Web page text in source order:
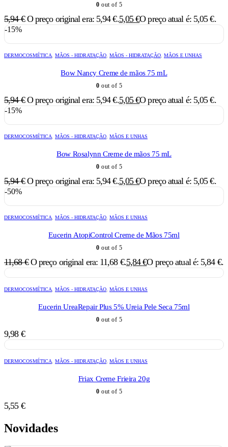
0 out of 5
5,94€ O preço original era: 5,94 €.5,05€O preço atual é: 5,05 €.
-15%
DERMOCOSMÉTICA MÃOS - HIDRATAÇÃO MÃOS - HIDRATAÇÃO MÃOS E UNHAS
Bow Nancy Creme de mãos 75 mL
0 out of 5
5,94€ O preço original era: 5,94 €.5,05€O preço atual é: 5,05 €.
-15%
DERMOCOSMÉTICA MÃOS - HIDRATAÇÃO MÃOS E UNHAS
Bow Rosalynn Creme de mãos 75 mL
0 out of 5
5,94€ O preço original era: 5,94 €.5,05€O preço atual é: 5,05 €.
-50%
DERMOCOSMÉTICA MÃOS - HIDRATAÇÃO MÃOS E UNHAS
Eucerin AtopiControl Creme de Mãos 75ml
0 out of 5
11,68€ O preço original era: 11,68 €.5,84€O preço atual é: 5,84 €.
DERMOCOSMÉTICA MÃOS - HIDRATAÇÃO MÃOS E UNHAS
Eucerin UreaRepair Plus 5% Ureia Pele Seca 75ml
0 out of 5
9,98 €
DERMOCOSMÉTICA MÃOS - HIDRATAÇÃO MÃOS E UNHAS
Friax Creme Frieira 20g
0 out of 5
5,55 €
Novidades